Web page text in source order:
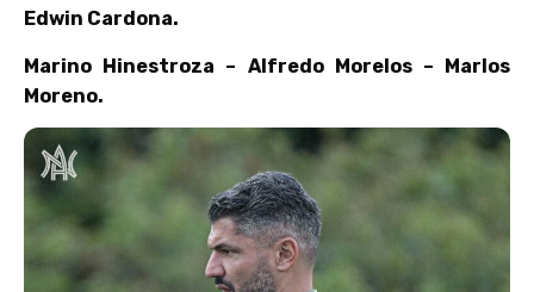
Edwin Cardona.
Marino Hinestroza – Alfredo Morelos – Marlos
Moreno.